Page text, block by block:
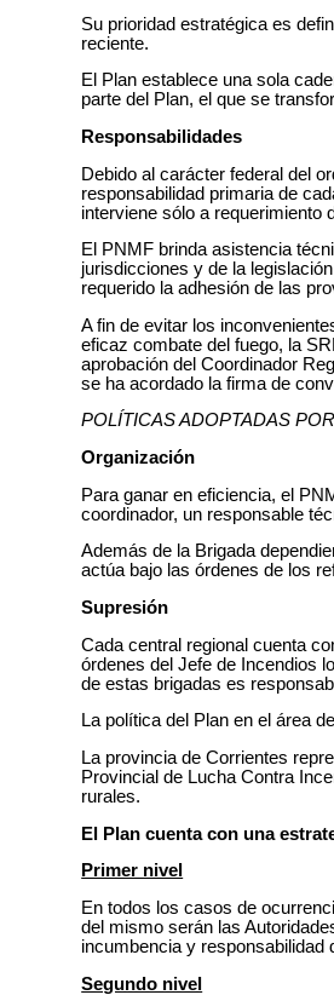
Su prioridad estratégica es
reciente.
El Plan establece una sola
parte del Plan, el que se
Responsabilidades
Debido al carácter federal del
responsabilidad primaria de
interviene sólo a requerimiento
El PNMF brinda asistencia
jurisdicciones y de la
requerido la adhesión de las
A fin de evitar los
eficaz combate del fuego, la
aprobación del Coordinador
se ha acordado la firma de
POLÍTICAS ADOPTADAS
Organización
Para ganar en eficiencia, el
coordinador, un responsable
Además de la Brigada
actúa bajo las órdenes de los
Supresión
Cada central regional cuenta
órdenes del Jefe de Incendios
de estas brigadas es
La política del Plan en el área
La provincia de Corrientes
Provincial de Lucha Contra
rurales.
El Plan cuenta con una
Primer nivel
En todos los casos de
del mismo serán las
incumbencia y responsabilidad
Segundo nivel